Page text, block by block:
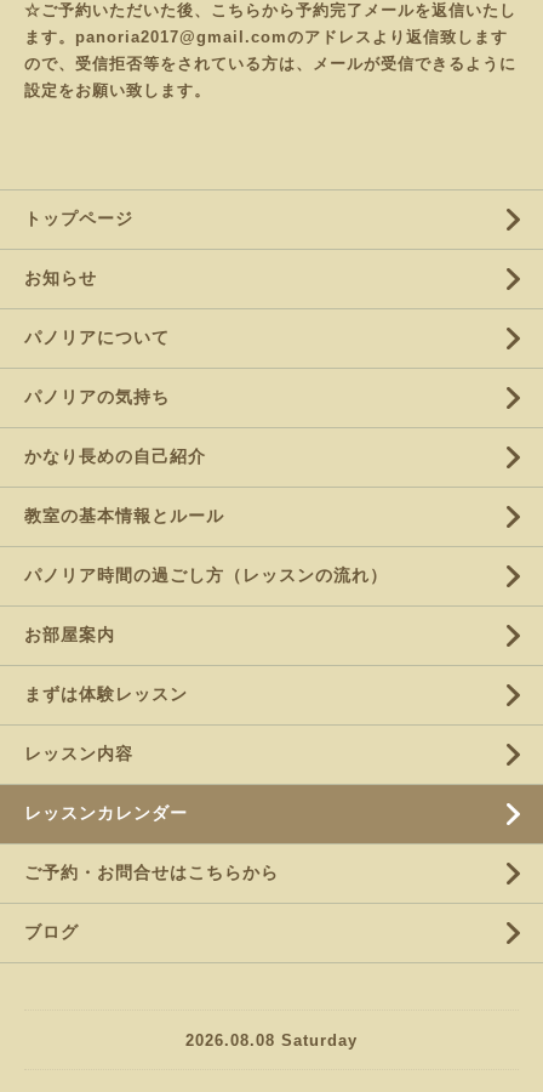
☆ご予約いただいた後、こちらから予約完了メールを返信いたし
ます。panoria2017@gmail.comのアドレスより返信致します
ので、受信拒否等をされている方は、メールが受信できるように
設定をお願い致します。
トップページ
お知らせ
パノリアについて
パノリアの気持ち
かなり長めの自己紹介
教室の基本情報とルール
パノリア時間の過ごし方（レッスンの流れ）
お部屋案内
まずは体験レッスン
レッスン内容
レッスンカレンダー
ご予約・お問合せはこちらから
ブログ
2026.08.08 Saturday